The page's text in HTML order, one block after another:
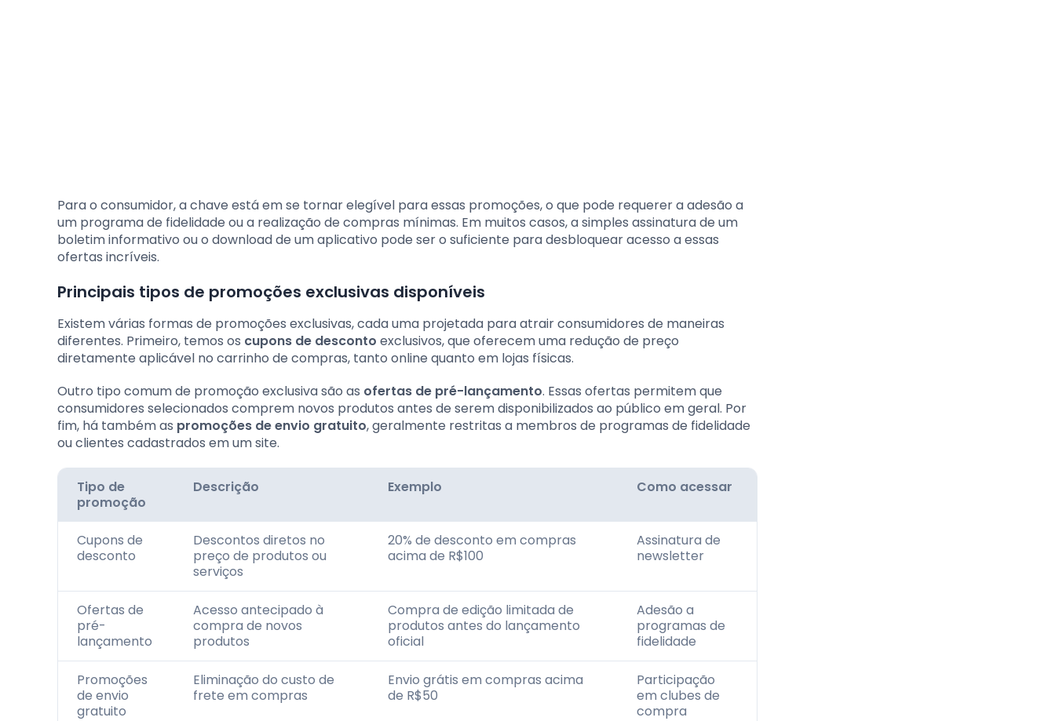
Para o consumidor, a chave está em se tornar elegível para essas promoções, o que pode requerer a adesão a
um programa de fidelidade ou a realização de compras mínimas. Em muitos casos, a simples assinatura de um
boletim informativo ou o download de um aplicativo pode ser o suficiente para desbloquear acesso a essas
ofertas incríveis.
Principais tipos de promoções exclusivas disponíveis
Existem várias formas de promoções exclusivas, cada uma projetada para atrair consumidores de maneiras
diferentes. Primeiro, temos os cupons de desconto exclusivos, que oferecem uma redução de preço
diretamente aplicável no carrinho de compras, tanto online quanto em lojas físicas.
Outro tipo comum de promoção exclusiva são as ofertas de pré-lançamento. Essas ofertas permitem que
consumidores selecionados comprem novos produtos antes de serem disponibilizados ao público em geral. Por
fim, há também as promoções de envio gratuito, geralmente restritas a membros de programas de fidelidade
ou clientes cadastrados em um site.
Tipo de
promoção
Descrição Exemplo Como acessar
Cupons de
desconto
Descontos diretos no
preço de produtos ou
serviços
20% de desconto em compras
acima de R$100
Assinatura de
newsletter
Ofertas de
pré-
lançamento
Acesso antecipado à
compra de novos
produtos
Compra de edição limitada de
produtos antes do lançamento
oficial
Adesão a
programas de
fidelidade
Promoções
de envio
gratuito
Eliminação do custo de
frete em compras
Envio grátis em compras acima
de R$50
Participação
em clubes de
compra